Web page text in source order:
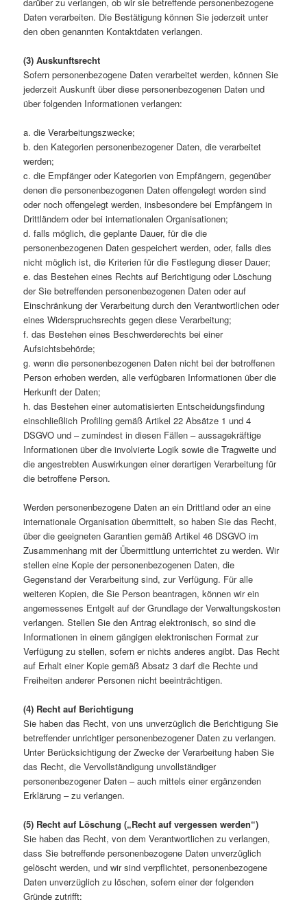
Daten verarbeiten. Die Bestätigung können Sie jederzeit unter
den oben genannten Kontaktdaten verlangen.
(3) Auskunftsrecht
Sofern personenbezogene Daten verarbeitet werden, können Sie
jederzeit Auskunft über diese personenbezogenen Daten und
über folgenden Informationen verlangen:
a. die Verarbeitungszwecke;
b. den Kategorien personenbezogener Daten, die verarbeitet
werden;
c. die Empfänger oder Kategorien von Empfängern, gegenüber
denen die personenbezogenen Daten offengelegt worden sind
oder noch offengelegt werden, insbesondere bei Empfängern in
Drittländern oder bei internationalen Organisationen;
d. falls möglich, die geplante Dauer, für die die
personenbezogenen Daten gespeichert werden, oder, falls dies
nicht möglich ist, die Kriterien für die Festlegung dieser Dauer;
e. das Bestehen eines Rechts auf Berichtigung oder Löschung
der Sie betreffenden personenbezogenen Daten oder auf
Einschränkung der Verarbeitung durch den Verantwortlichen oder
eines Widerspruchsrechts gegen diese Verarbeitung;
f. das Bestehen eines Beschwerderechts bei einer
Aufsichtsbehörde;
g. wenn die personenbezogenen Daten nicht bei der betroffenen
Person erhoben werden, alle verfügbaren Informationen über die
Herkunft der Daten;
h. das Bestehen einer automatisierten Entscheidungsfindung
einschließlich Profiling gemäß Artikel 22 Absätze 1 und 4
DSGVO und – zumindest in diesen Fällen – aussagekräftige
Informationen über die involvierte Logik sowie die Tragweite und
die angestrebten Auswirkungen einer derartigen Verarbeitung für
die betroffene Person.
Werden personenbezogene Daten an ein Drittland oder an eine
internationale Organisation übermittelt, so haben Sie das Recht,
über die geeigneten Garantien gemäß Artikel 46 DSGVO im
Zusammenhang mit der Übermittlung unterrichtet zu werden. Wir
stellen eine Kopie der personenbezogenen Daten, die
Gegenstand der Verarbeitung sind, zur Verfügung. Für alle
weiteren Kopien, die Sie Person beantragen, können wir ein
angemessenes Entgelt auf der Grundlage der Verwaltungskosten
verlangen. Stellen Sie den Antrag elektronisch, so sind die
Informationen in einem gängigen elektronischen Format zur
Verfügung zu stellen, sofern er nichts anderes angibt. Das Recht
auf Erhalt einer Kopie gemäß Absatz 3 darf die Rechte und
Freiheiten anderer Personen nicht beeinträchtigen.
(4) Recht auf Berichtigung
Sie haben das Recht, von uns unverzüglich die Berichtigung Sie
betreffender unrichtiger personenbezogener Daten zu verlangen.
Unter Berücksichtigung der Zwecke der Verarbeitung haben Sie
das Recht, die Vervollständigung unvollständiger
personenbezogener Daten – auch mittels einer ergänzenden
Erklärung – zu verlangen.
(5) Recht auf Löschung („Recht auf vergessen werden“)
Sie haben das Recht, von dem Verantwortlichen zu verlangen,
dass Sie betreffende personenbezogene Daten unverzüglich
gelöscht werden, und wir sind verpflichtet, personenbezogene
Daten unverzüglich zu löschen, sofern einer der folgenden
Gründe zutrifft: